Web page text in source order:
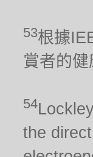
53根據
賞者的健
54
the